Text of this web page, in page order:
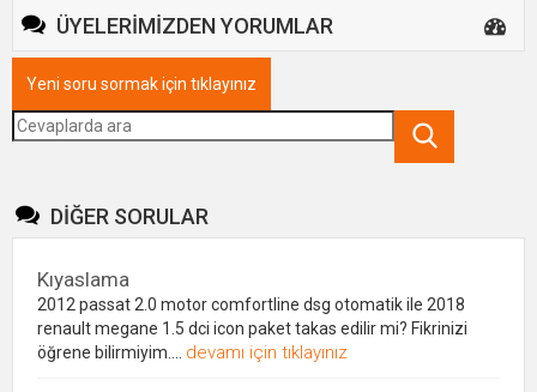
ÜYELERİMİZDEN YORUMLAR
Yeni soru sormak için tıklayınız
DİĞER SORULAR
Kıyaslama
2012 passat 2.0 motor comfortline dsg otomatik ile 2018
renault megane 1.5 dci icon paket takas edilir mi? Fikrinizi
öğrene bilirmiyim.... devamı için tıklayınız